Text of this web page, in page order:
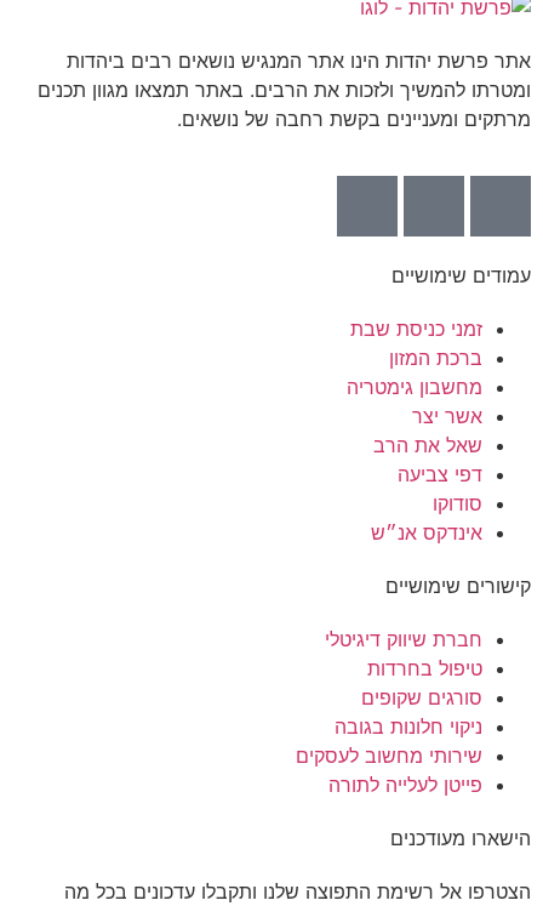
אתר פרשת יהדות הינו אתר המנגיש נושאים רבים ביהדות
ומטרתו להמשיך ולזכות את הרבים. באתר תמצאו מגוון תכנים
מרתקים ומעניינים בקשת רחבה של נושאים.
עמודים שימושיים
זמני כניסת שבת
ברכת המזון
מחשבון גימטריה
אשר יצר
שאל את הרב
דפי צביעה
סודוקו
אינדקס אנ״ש
קישורים שימושיים
חברת שיווק דיגיטלי
טיפול בחרדות
סורגים שקופים
ניקוי חלונות בגובה
שירותי מחשוב לעסקים
פייטן לעלייה לתורה
הישארו מעודכנים
הצטרפו אל רשימת התפוצה שלנו ותקבלו עדכונים בכל מה